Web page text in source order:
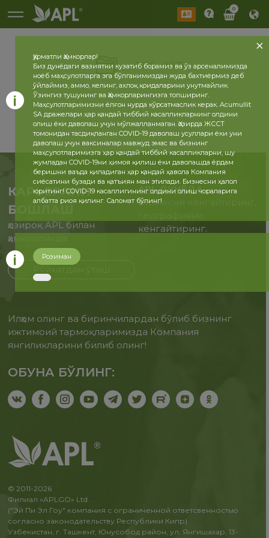
0
2026 2025
КАРЬЕРАНИ
БОШЛАШ
ҳозироқ APL билан
ҳамкорликда
APL ДУНЁДА
Бизнесни кенгайтиринг,
кенгайтиринг.
Илҳом олинг ва биринчилардан бўлиб бизнинг
ижтимоий тармоқларимизда Компания
янгиликларини билиб олинг!
ОБУНА БЎЛИНГ:
© 2011-2026
Филиал «APLGO» Ltd.
("Эй Пи Эл Гоу" компания с ограниченной ответсвенностью
согласно законодательству Республики Кипр)
Узбекистан, г. Ташкент, Юнусобод район, ул. Янгишахар, 13-
Ҳурматли Ҳамкорлар!
Биз дунёдаги вазиятни кузатиб борамиз ва ўз арсеналимизда
ноёб маҳсулотларга эга бўлганимиздан жуда бахтиёрмиз деб
ўйлаймиз, аммо, келинг, ахлоқ қоидаларини унутмайлик.
Ўзингиз тушунинг ва Ҳамкорларингизга топширинг.
Маҳсулотларимизни ёлғон нурда кўрсатмаслик керак. Acumullit
SA дражелари ҳар қандай тиббий касалликларнинг олдини
олиш ёки даволаш учун мўлжалланмаган. Ҳозирда ЖССТ
томонидан тасдиқланган COVID-19 даволаш усуллари ёки уни
даволаш учун ваксиналар мавжуд эмас ва бизнинг
маҳсулотларимизга ҳар қандай тиббий касалликларни, шу
жумладан COVID-19ни ҳимоя қилиш ёки даволашда ёрдам
беришни ваъда қиладиган ҳар қандай ҳавола Компания
сиёсатини бузади ва қатъиян ман этилади. Бизнесни ҳалол
юритинг! COVID-19 касаллигининг олдини олиш чораларига
албатта риоя қилинг. Саломат бўлинг!
Розиман